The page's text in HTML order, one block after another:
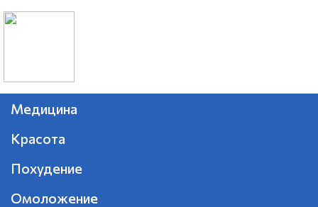
Медицина
Красота
Похудение
Омоложение